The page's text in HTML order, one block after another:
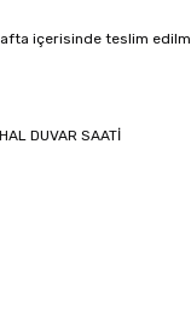
içerisinde teslim
DUVAR SAATİ